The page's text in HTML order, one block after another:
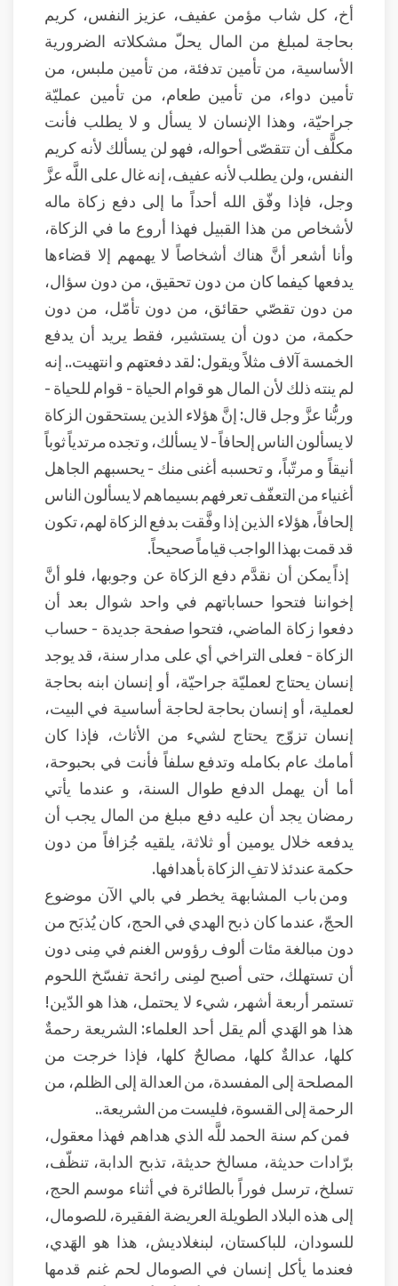
أخ، كل شاب مؤمن عفيف، عزيز النفس، كريم
بحاجة لمبلغ من المال يحلّ مشكلاته الضرورية
الأساسية، من تأمين تدفئة، من تأمين ملبس، من
تأمين دواء، من تأمين طعام، من تأمين عمليّة
جراحيّة، وهذا الإنسان لا يسأل و لا يطلب فأنت
مكلًّف أن تتقصّى أحواله، فهو لن يسألك لأنه كريم
النفس، ولن يطلب لأنه عفيف، إنه غال على اللَّه عزَّ
وجل، فإذا وفّق الله أحداً ما إلى دفع زكاة ماله
لأشخاص من هذا القبيل فهذا أروع ما في الزكاة،
وأنا أشعر أنَّ هناك أشخاصاً لا يهمهم إلا قضاءها
يدفعها كيفما كان من دون تحقيق، من دون سؤال،
من دون تقصّي حقائق، من دون تأمّل، من دون
حكمة، من دون أن يستشير، فقط يريد أن يدفع
الخمسة آلاف مثلاً ويقول: لقد دفعتهم و انتهيت.. إنه
لم ينته ذلك لأن المال هو قوام الحياة - قوام للحياة -
وربُّنا عزَّ وجل قال: إنَّ هؤلاء الذين يستحقون الزكاة
لا يسألون الناس إلحافاً - لا يسألك، و تجده مرتدياً ثوباً
أنيقاً و مرتّباً، و تحسبه أغنى منك - يحسبهم الجاهل
أغنياء من التعفّف تعرفهم بسيماهم لا يسألون الناس
إلحافاً، هؤلاء الذين إذا وفَّقت بدفع الزكاة لهم، تكون
قد قمت بهذا الواجب قياماً صحيحاً.
إذاً يمكن أن نقدَّم دفع الزكاة عن وجوبها، فلو أنَّ
إخواننا فتحوا حساباتهم في واحد شوال بعد أن
دفعوا زكاة الماضي، فتحوا صفحة جديدة - حساب
الزكاة - فعلى التراخي أي على مدار سنة، قد يوجد
إنسان يحتاج لعمليّة جراحيّة، أو إنسان ابنه بحاجة
لعملية، أو إنسان بحاجة لحاجة أساسية في البيت،
إنسان تزوّج يحتاج لشيء من الأثاث، فإذا كان
أمامك عام بكامله وتدفع سلفاً فأنت في بحبوحة،
أما أن يهمل الدفع طوال السنة، و عندما يأتي
رمضان يجد أن عليه دفع مبلغ من المال يجب أن
يدفعه خلال يومين أو ثلاثة، يلقيه جُزافاً من دون
حكمة عندئذ لا تفِ الزكاة بأهدافها.
ومن باب المشابهة يخطر في بالي الآن موضوع
الحجّ، عندما كان ذبح الهدي في الحج، كان يُذبَح من
دون مبالغة مئات ألوف رؤوس الغنم في مِنى دون
أن تستهلك، حتى أصبح لمِنى رائحة تفسّخ اللحوم
تستمر أربعة أشهر، شيء لا يحتمل، هذا هو الدّين!
هذا هو الهَدي ألم يقل أحد العلماء: الشريعة رحمةٌ
كلها، عدالةٌ كلها، مصالحٌ كلها، فإذا خرجت من
المصلحة إلى المفسدة، من العدالة إلى الظلم، من
الرحمة إلى القسوة، فليست من الشريعة..
فمن كم سنة الحمد للَّه الذي هداهم فهذا معقول،
برّادات حديثة، مسالخ حديثة، تذبح الدابة، تنظّف،
تسلخ، ترسل فوراً بالطائرة في أثناء موسم الحج،
إلى هذه البلاد الطويلة العريضة الفقيرة، للصومال،
للسودان، للباكستان، لبنغلاديش، هذا هو الهَدي،
فعندما يأكل إنسان في الصومال لحم غنم قدمها